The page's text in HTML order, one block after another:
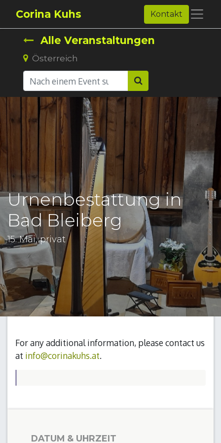
Corina Kuhs Kontakt
Alle Veranstaltungen
Österreich
Urnenbestattung in
Bad Bleiberg
15. Mai, privat
For any additional information, please contact us
at info@corinakuhs.at.
DATUM & UHRZEIT